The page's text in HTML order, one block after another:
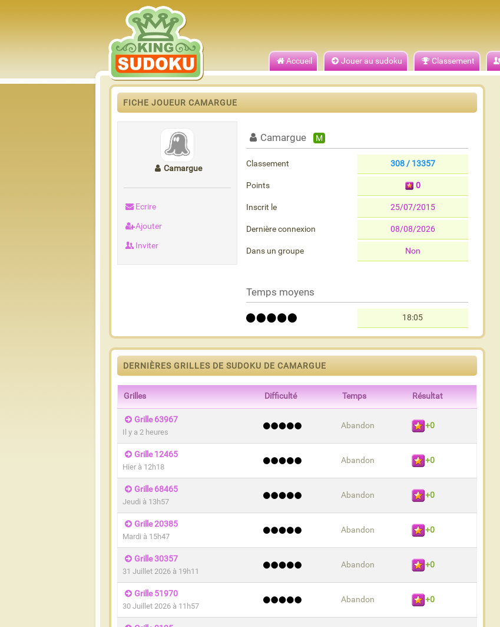
Accueil Jouer au sudoku Classement
FICHE JOUEUR CAMARGUE
Camargue
Ecrire
Ajouter
Inviter
Camargue M
Classement 308 / 13357
Points 0
Inscrit le 25/07/2015
Dernière connexion 08/08/2026
Dans un groupe Non
Temps moyens
18:05
DERNIÈRES GRILLES DE SUDOKU DE CAMARGUE
Grilles Difficulté Temps Résultat
Grille 63967
Il y a 2 heures
Abandon +0
Grille 12465
Hier à 12h18
Abandon +0
Grille 68465
Jeudi à 13h57
Abandon +0
Grille 20385
Mardi à 15h47
Abandon +0
Grille 30357
31 Juillet 2026 à 19h11
Abandon +0
Grille 51970
30 Juillet 2026 à 11h57
Abandon +0